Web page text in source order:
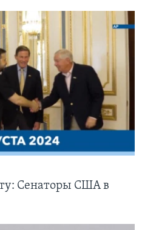
Сенаторы США в